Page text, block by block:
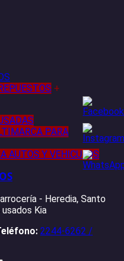
+
PARA
AUTOS Y VEHICULOS
- Heredia, Santo
Kia
2244-6262 /